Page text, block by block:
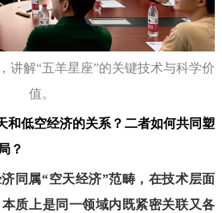
讲解“五羊星座”的关键技术与科学价
值。
和低空经济的关系？二者如何共同塑
？
同属“空天经济”范畴，在技术层面
质上是同一领域内既紧密关联又各